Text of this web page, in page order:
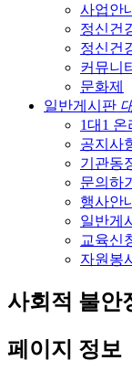
사업안
정신건
정신건
커뮤니
문화제
일반게시판
1대1 온
공지사
기관동
문의하기
행사안
일반게
교육신
자원봉
사회적 불안
페이지 정보